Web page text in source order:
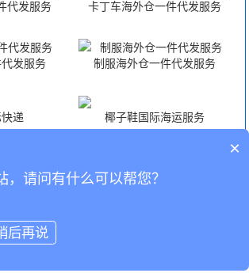
代发服务 卡丁车海外仓一件代发服务
发服务 制服海外仓一件代发服务
递 椰子鞋国际海运服务
服务 椰子鞋FBA头程
© 深圳市韬博供应链有限公司
×
，请问有什么可以帮您？
后再说